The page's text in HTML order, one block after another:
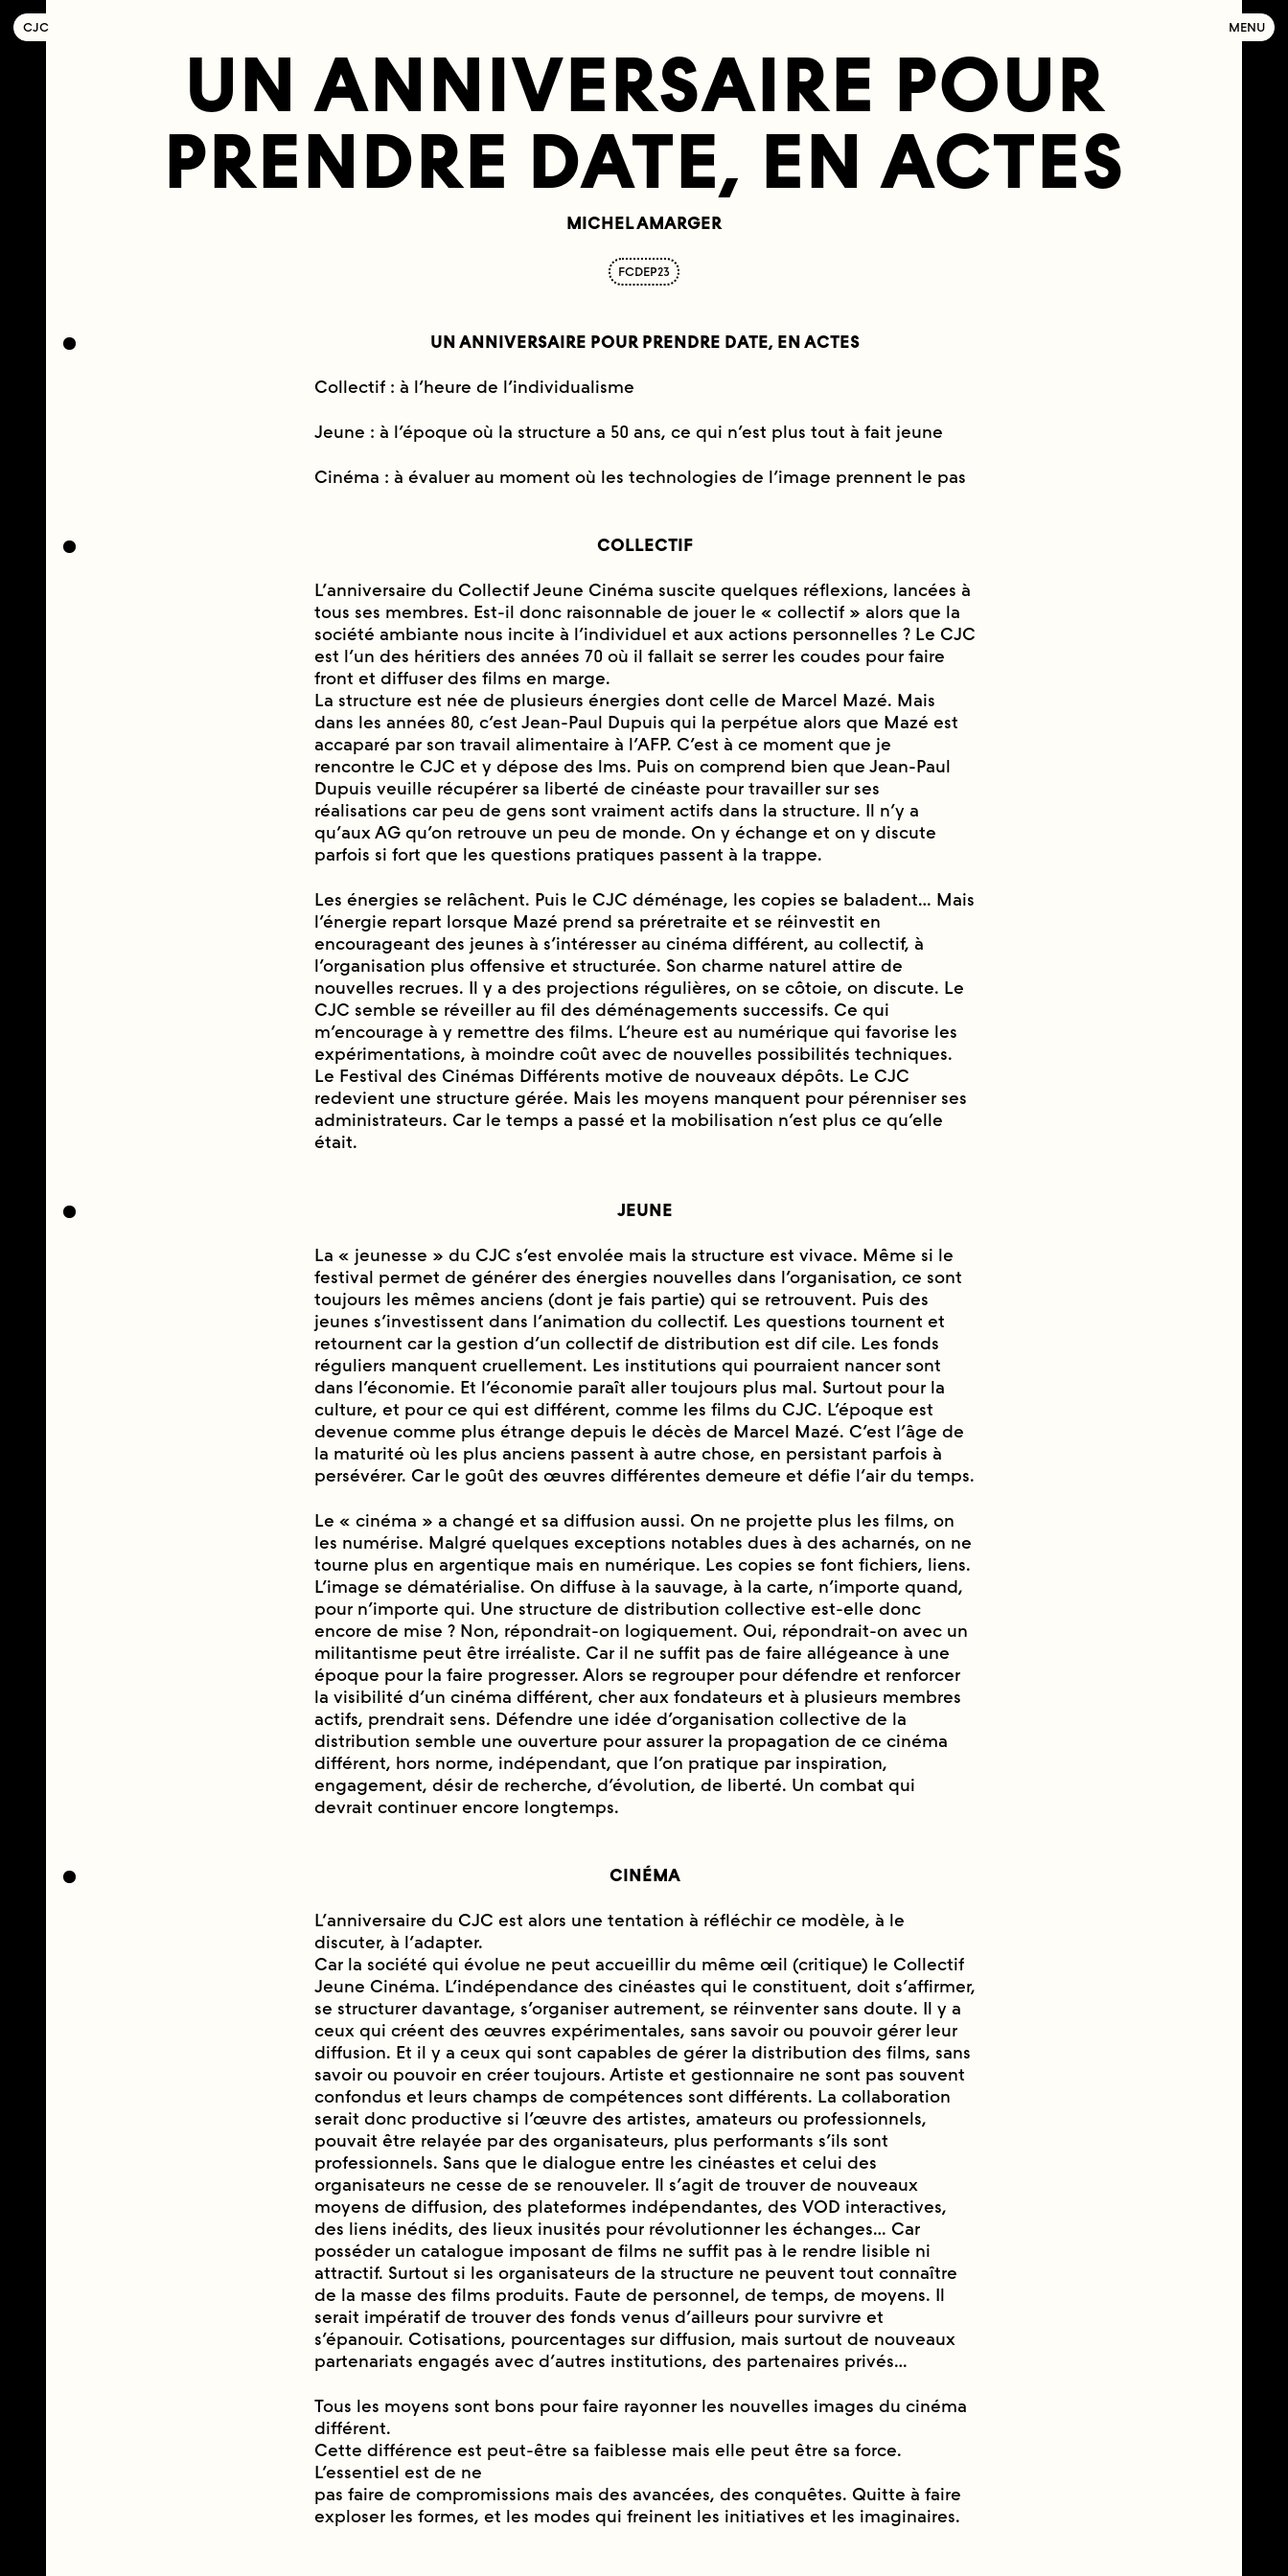
COLLECTIF
JEUNE
C MENU
UN ANNIVERSAIRE POUR
PRENDRE DATE, EN ACTES
MICHEL AMARGER
FCDEP23
UN ANNIVERSAIRE POUR PRENDRE DATE, EN ACTES
Collectif : à l’heure de l’individualisme
Jeune : à l’époque où la structure a 50 ans, ce qui n’est plus tout à fait jeune
Cinéma : à évaluer au moment où les technologies de l’image prennent le pas
COLLECTIF
L’anniversaire du Collectif Jeune Cinéma suscite quelques réflexions, lancées à
tous ses membres. Est-il donc raisonnable de jouer le « collectif » alors que la
société ambiante nous incite à l’individuel et aux actions personnelles ? Le CJC
est l’un des héritiers des années 70 où il fallait se serrer les coudes pour faire
front et diffuser des films en marge.
La structure est née de plusieurs énergies dont celle de Marcel Mazé. Mais
dans les années 80, c’est Jean-Paul Dupuis qui la perpétue alors que Mazé est
accaparé par son travail alimentaire à l’AFP. C’est à ce moment que je
rencontre le CJC et y dépose des lms. Puis on comprend bien que Jean-Paul
Dupuis veuille récupérer sa liberté de cinéaste pour travailler sur ses
réalisations car peu de gens sont vraiment actifs dans la structure. Il n’y a
qu’aux AG qu’on retrouve un peu de monde. On y échange et on y discute
parfois si fort que les questions pratiques passent à la trappe.
Les énergies se relâchent. Puis le CJC déménage, les copies se baladent… Mais
l’énergie repart lorsque Mazé prend sa préretraite et se réinvestit en
encourageant des jeunes à s’intéresser au cinéma différent, au collectif, à
l’organisation plus offensive et structurée. Son charme naturel attire de
nouvelles recrues. Il y a des projections régulières, on se côtoie, on discute. Le
CJC semble se réveiller au fil des déménagements successifs. Ce qui
m’encourage à y remettre des films. L’heure est au numérique qui favorise les
expérimentations, à moindre coût avec de nouvelles possibilités techniques.
Le Festival des Cinémas Différents motive de nouveaux dépôts. Le CJC
redevient une structure gérée. Mais les moyens manquent pour pérenniser ses
administrateurs. Car le temps a passé et la mobilisation n’est plus ce qu’elle
était.
JEUNE
La « jeunesse » du CJC s’est envolée mais la structure est vivace. Même si le
festival permet de générer des énergies nouvelles dans l’organisation, ce sont
toujours les mêmes anciens (dont je fais partie) qui se retrouvent. Puis des
jeunes s’investissent dans l’animation du collectif. Les questions tournent et
retournent car la gestion d’un collectif de distribution est dif cile. Les fonds
réguliers manquent cruellement. Les institutions qui pourraient nancer sont
dans l’économie. Et l’économie paraît aller toujours plus mal. Surtout pour la
culture, et pour ce qui est différent, comme les films du CJC. L’époque est
devenue comme plus étrange depuis le décès de Marcel Mazé. C’est l’âge de
la maturité où les plus anciens passent à autre chose, en persistant parfois à
persévérer. Car le goût des œuvres différentes demeure et défie l’air du temps.
Le « cinéma » a changé et sa diffusion aussi. On ne projette plus les films, on
les numérise. Malgré quelques exceptions notables dues à des acharnés, on ne
tourne plus en argentique mais en numérique. Les copies se font fichiers, liens.
L’image se dématérialise. On diffuse à la sauvage, à la carte, n’importe quand,
pour n’importe qui. Une structure de distribution collective est-elle donc
encore de mise ? Non, répondrait-on logiquement. Oui, répondrait-on avec un
militantisme peut être irréaliste. Car il ne suffit pas de faire allégeance à une
époque pour la faire progresser. Alors se regrouper pour défendre et renforcer
la visibilité d’un cinéma différent, cher aux fondateurs et à plusieurs membres
actifs, prendrait sens. Défendre une idée d’organisation collective de la
distribution semble une ouverture pour assurer la propagation de ce cinéma
différent, hors norme, indépendant, que l’on pratique par inspiration,
engagement, désir de recherche, d’évolution, de liberté. Un combat qui
devrait continuer encore longtemps.
CINÉMA
L’anniversaire du CJC est alors une tentation à réfléchir ce modèle, à le
discuter, à l’adapter.
Car la société qui évolue ne peut accueillir du même œil (critique) le Collectif
Jeune Cinéma. L’indépendance des cinéastes qui le constituent, doit s’affirmer,
se structurer davantage, s’organiser autrement, se réinventer sans doute. Il y a
ceux qui créent des œuvres expérimentales, sans savoir ou pouvoir gérer leur
diffusion. Et il y a ceux qui sont capables de gérer la distribution des films, sans
savoir ou pouvoir en créer toujours. Artiste et gestionnaire ne sont pas souvent
confondus et leurs champs de compétences sont différents. La collaboration
serait donc productive si l’œuvre des artistes, amateurs ou professionnels,
pouvait être relayée par des organisateurs, plus performants s’ils sont
professionnels. Sans que le dialogue entre les cinéastes et celui des
organisateurs ne cesse de se renouveler. Il s’agit de trouver de nouveaux
moyens de diffusion, des plateformes indépendantes, des VOD interactives,
des liens inédits, des lieux inusités pour révolutionner les échanges… Car
posséder un catalogue imposant de films ne suffit pas à le rendre lisible ni
attractif. Surtout si les organisateurs de la structure ne peuvent tout connaître
de la masse des films produits. Faute de personnel, de temps, de moyens. Il
serait impératif de trouver des fonds venus d’ailleurs pour survivre et
s’épanouir. Cotisations, pourcentages sur diffusion, mais surtout de nouveaux
partenariats engagés avec d’autres institutions, des partenaires privés…
Tous les moyens sont bons pour faire rayonner les nouvelles images du cinéma
différent.
Cette différence est peut-être sa faiblesse mais elle peut être sa force.
L’essentiel est de ne
pas faire de compromissions mais des avancées, des conquêtes. Quitte à faire
exploser les formes, et les modes qui freinent les initiatives et les imaginaires.